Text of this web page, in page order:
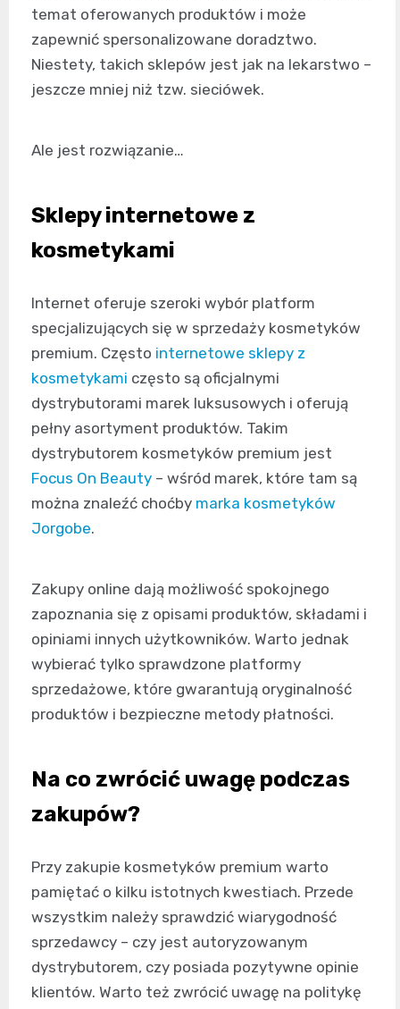
temat oferowanych produktów i może
zapewnić spersonalizowane doradztwo.
Niestety, takich sklepów jest jak na lekarstwo –
jeszcze mniej niż tzw. sieciówek.
Ale jest rozwiązanie…
Sklepy internetowe z
kosmetykami
Internet oferuje szeroki wybór platform
specjalizujących się w sprzedaży kosmetyków
premium. Często internetowe sklepy z
kosmetykami często są oficjalnymi
dystrybutorami marek luksusowych i oferują
pełny asortyment produktów. Takim
dystrybutorem kosmetyków premium jest
Focus On Beauty – wśród marek, które tam są
można znaleźć choćby marka kosmetyków
Jorgobe.
Zakupy online dają możliwość spokojnego
zapoznania się z opisami produktów, składami i
opiniami innych użytkowników. Warto jednak
wybierać tylko sprawdzone platformy
sprzedażowe, które gwarantują oryginalność
produktów i bezpieczne metody płatności.
Na co zwrócić uwagę podczas
zakupów?
Przy zakupie kosmetyków premium warto
pamiętać o kilku istotnych kwestiach. Przede
wszystkim należy sprawdzić wiarygodność
sprzedawcy – czy jest autoryzowanym
dystrybutorem, czy posiada pozytywne opinie
klientów. Warto też zwrócić uwagę na politykę